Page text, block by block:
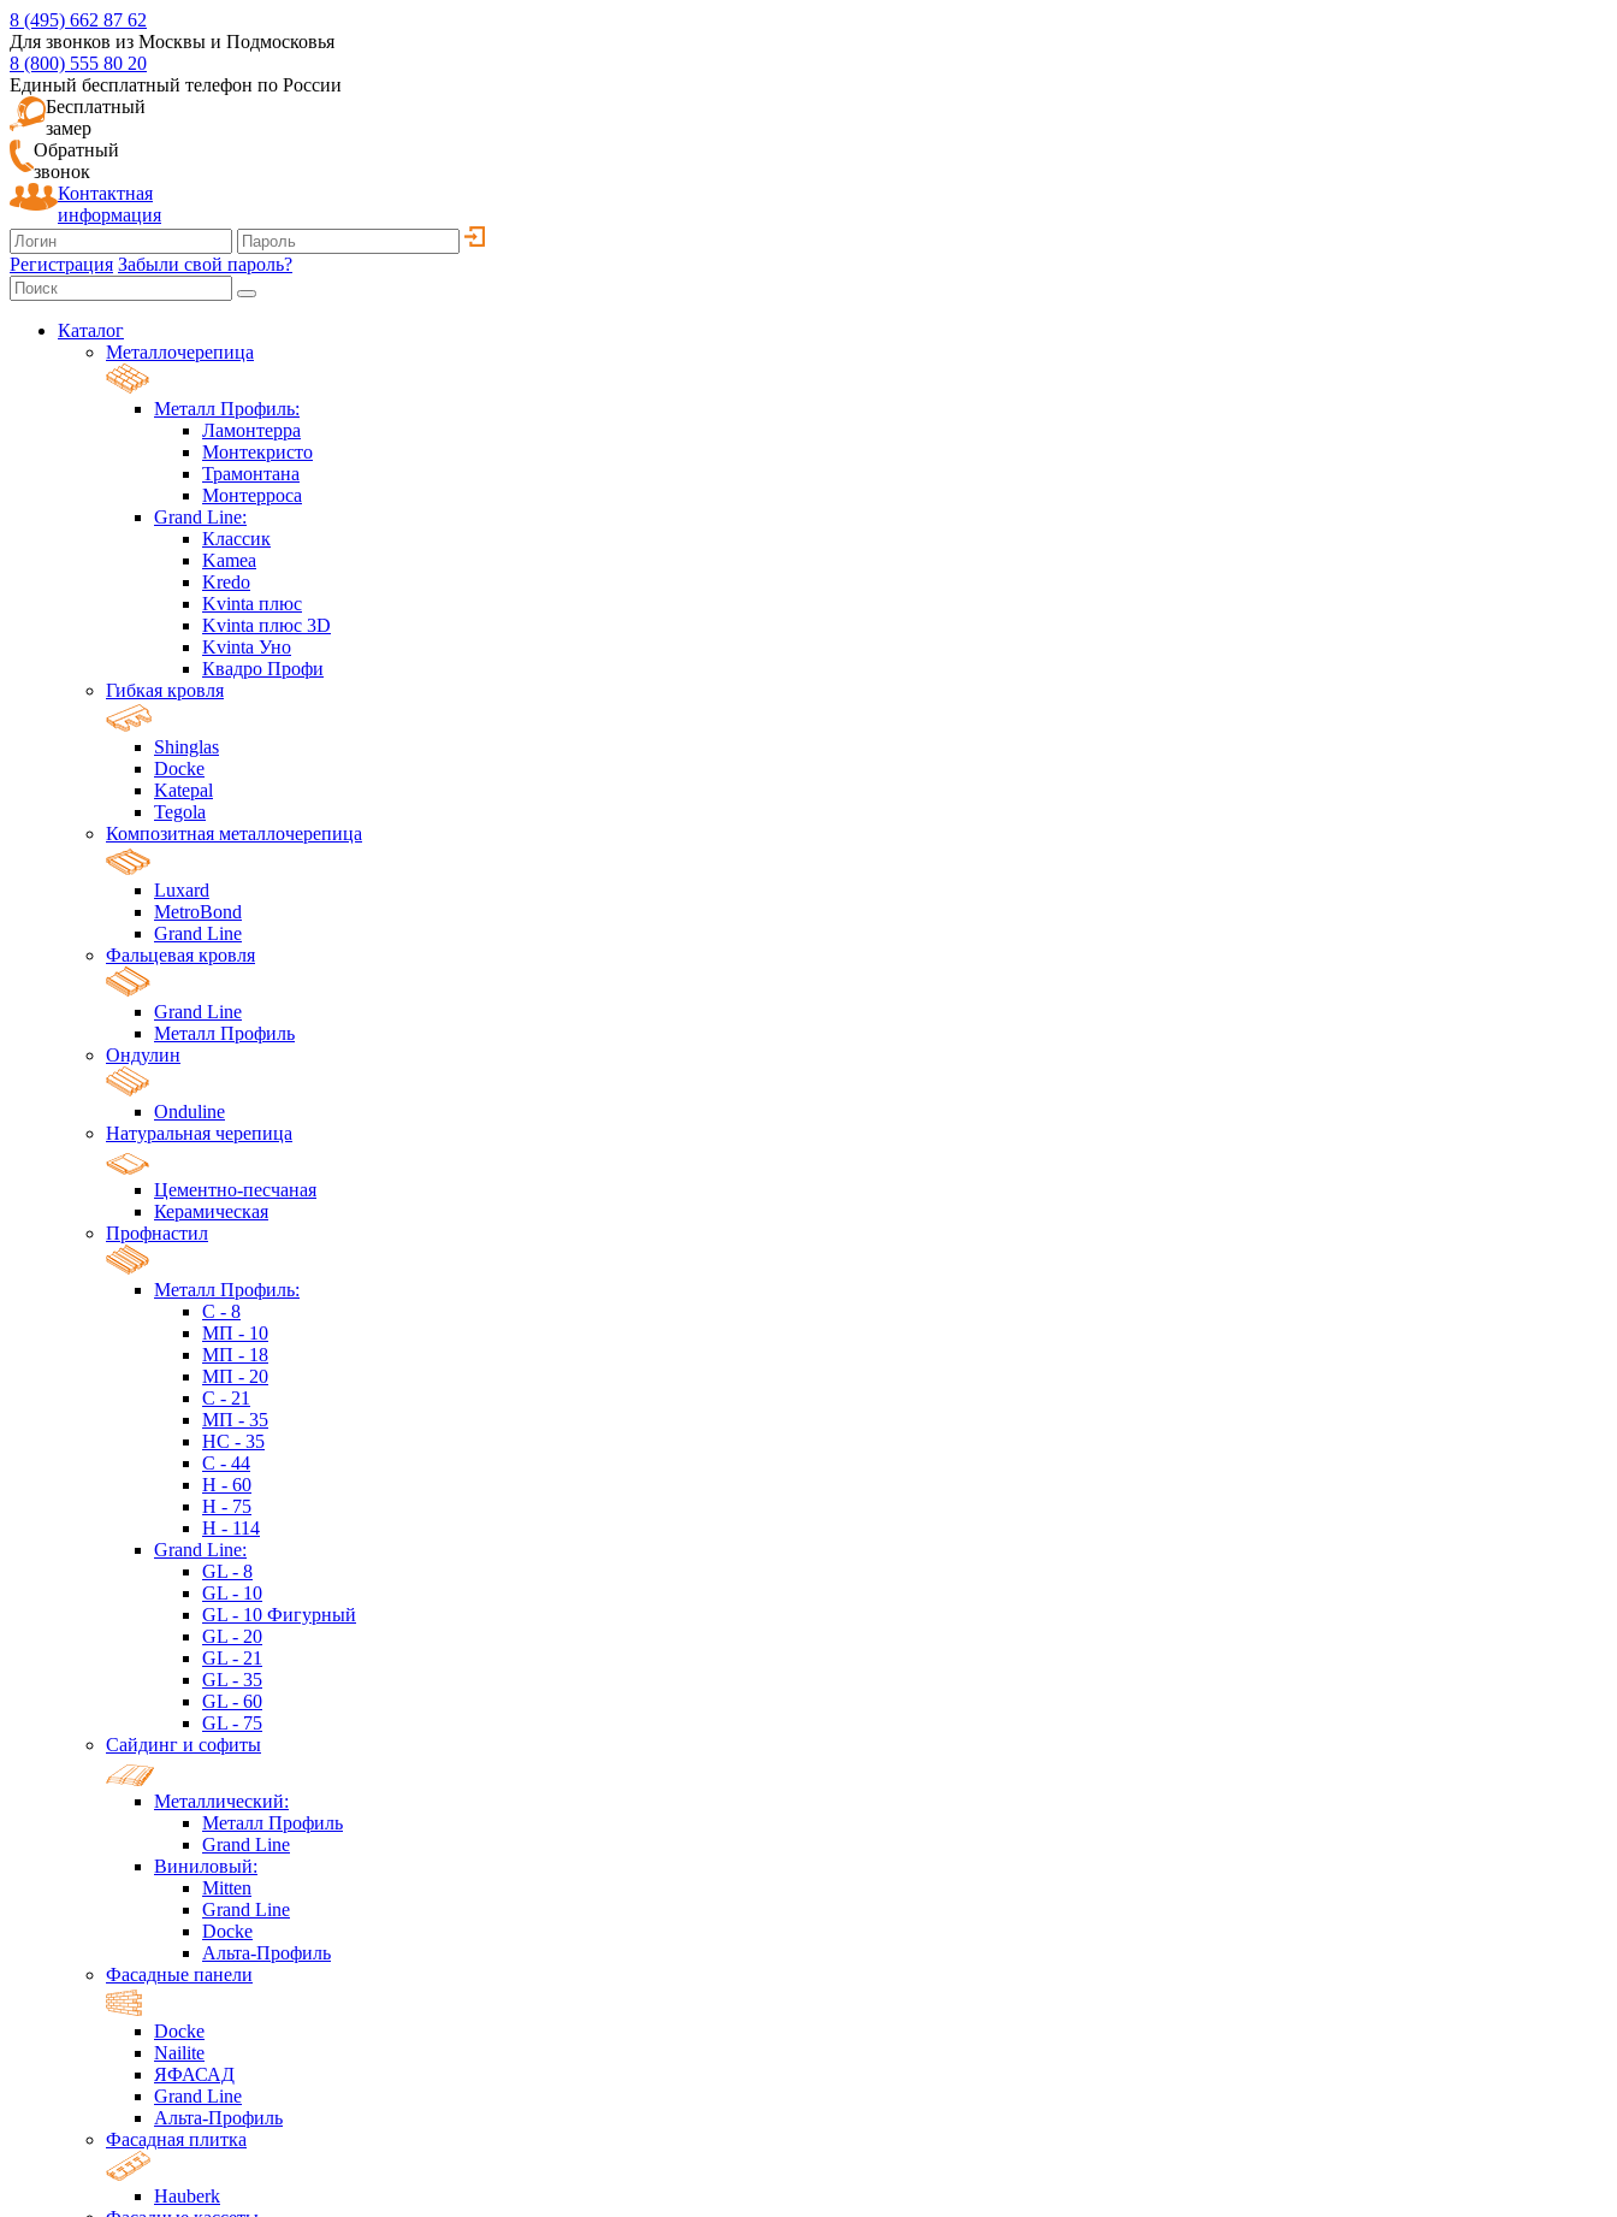
8 (495) 662 87 62
Для звонков из Москвы и Подмосковья
8 (800) 555 80 20
Единый бесплатный телефон по России
Бесплатный
замер
Обратный
звонок
Контактная
информация
Регистрация Забыли свой пароль?
Каталог
Металлочерепица
Металл Профиль:
Ламонтерра
Монтекристо
Трамонтана
Монтерроса
Grand Line:
Классик
Kamea
Kredo
Kvinta плюс
Kvinta плюс 3D
Kvinta Уно
Квадро Профи
Гибкая кровля
Shinglas
Docke
Katepal
Tegola
Композитная металлочерепица
Luxard
MetroBond
Grand Line
Фальцевая кровля
Grand Line
Металл Профиль
Ондулин
Onduline
Натуральная черепица
Цементно-песчаная
Керамическая
Профнастил
Металл Профиль:
C - 8
МП - 10
МП - 18
МП - 20
C - 21
МП - 35
HC - 35
C - 44
H - 60
H - 75
H - 114
Grand Line:
GL - 8
GL - 10
GL - 10 Фигурный
GL - 20
GL - 21
GL - 35
GL - 60
GL - 75
Сайдинг и софиты
Металлический:
Металл Профиль
Grand Line
Виниловый:
Mitten
Grand Line
Docke
Альта-Профиль
Фасадные панели
Docke
Nailite
ЯФАСАД
Grand Line
Альта-Профиль
Фасадная плитка
Hauberk